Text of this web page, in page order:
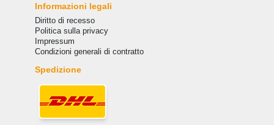
Informazioni legali
Diritto di recesso
Politica sulla privacy
Impressum
Condizioni generali di contratto
Spedizione